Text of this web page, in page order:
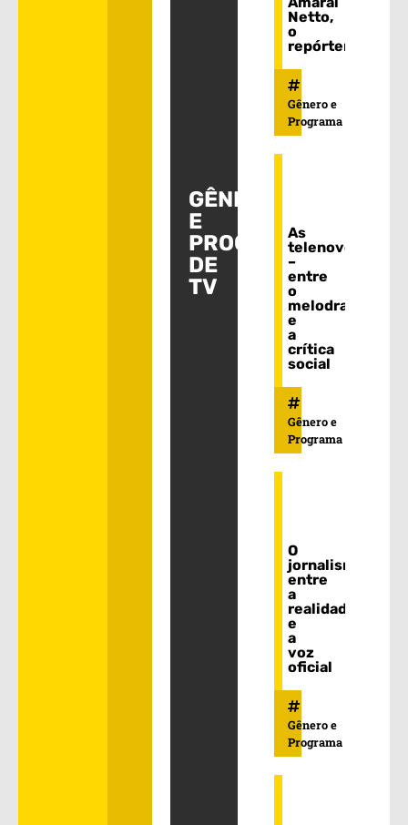
GÊNEROS
E
PROGRAMAS
DE
TV
Netto,
o
repórter
Gênero e
Programa
As
telenovelas
–
entre
o
melodrama
e
a
crítica
social
Gênero e
Programa
O
jornalismo:
entre
a
realidade
e
a
voz
oficial
Gênero e
Programa